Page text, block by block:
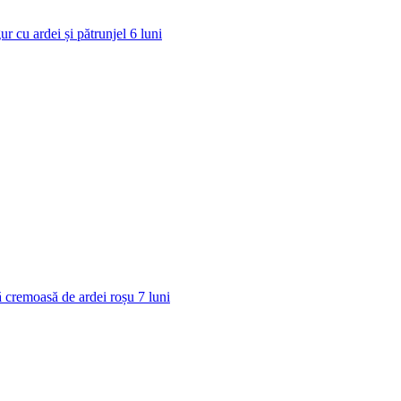
cu ardei și pătrunjel 6 luni
cremoasă de ardei roșu 7 luni